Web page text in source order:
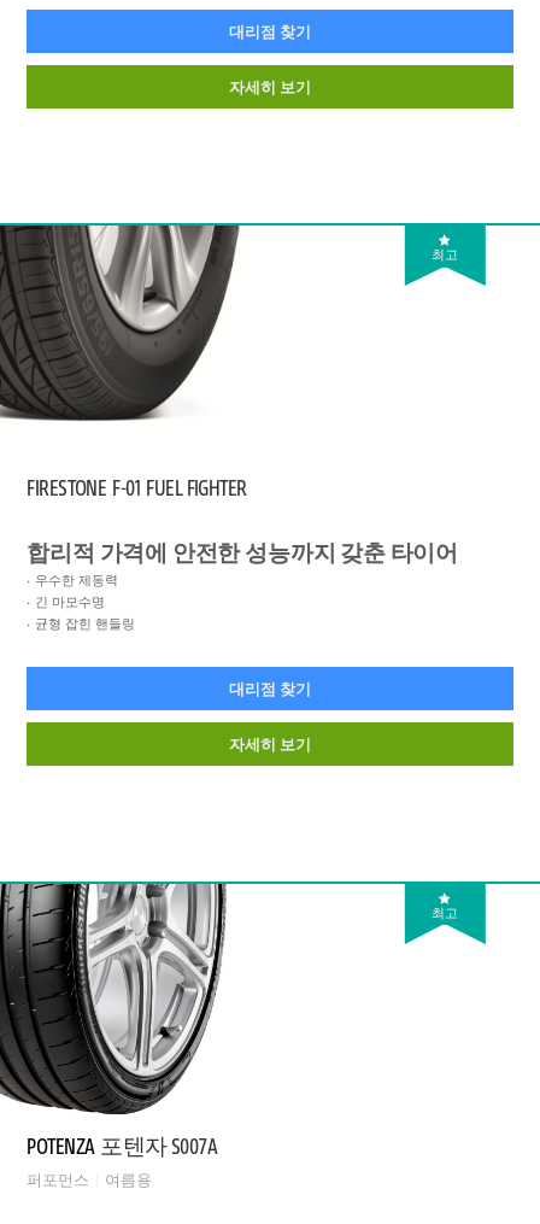
대리점 찾기
자세히 보기
최고
FIRESTONE F-01 FUEL FIGHTER
합리적 가격에 안전한 성능까지 갖춘 타이어
우수한 제동력
긴 마모수명
균형 잡힌 핸들링
대리점 찾기
자세히 보기
최고
POTENZA 포텐자 S007A
퍼포먼스 여름용